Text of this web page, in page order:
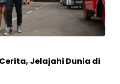
Jelajahi Dunia di